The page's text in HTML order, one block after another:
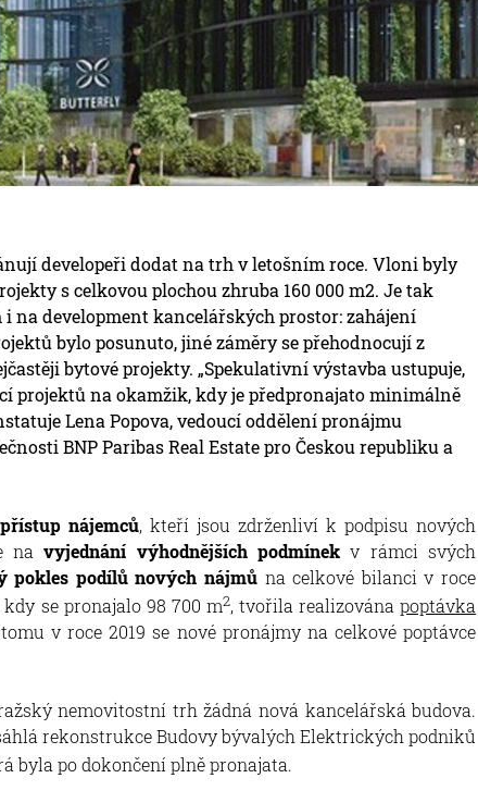
developeři dodat na trh v letošním roce. Vloni byly
s celkovou plochou zhruba 160 000 m2. Je tak
i na development kancelářských prostor: zahájení
bylo posunuto, jiné záměry se přehodnocují z
bytové projekty. „Spekulativní výstavba ustupuje,
projektů na okamžik, kdy je předpronajato minimálně
Lena Popova, vedoucí oddělení pronájmu
BNP Paribas Real Estate pro Českou republiku a
nájemců, kteří jsou zdrženliví k podpisu nových
navyjednání výhodnějších podmínek v rámci svých
pokles podílů nových nájmů na celkové bilanci v roce
se pronajalo 98 700 m2, tvořila realizovánapoptávka
v roce 2019 se nové pronájmy na celkové poptávce
nemovitostní trh žádná nová kancelářská budova.
rekonstrukce Budovy bývalých Elektrických podniků
byla po dokončení plně pronajata.